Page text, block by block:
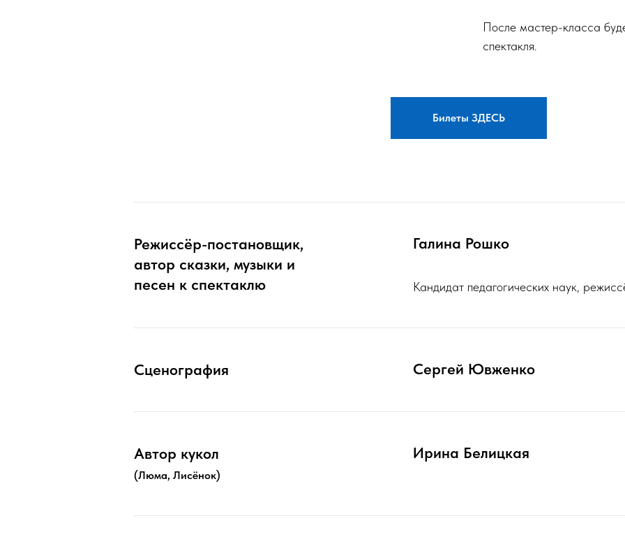
После мастер-класса
спектакля.
Билеты ЗДЕСЬ
Режиссёр-постановщик,
автор сказки, музыки и
песен к спектаклю
Галина Рошко
Кандидат педагогических наук,
Сценография Сергей Ювженко
Автор кукол
(Люма, Лисёнок)
Ирина Белицкая